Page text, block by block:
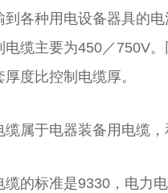
到各种用电设备器具的
电缆主要为450／750V
度比控制电缆厚。
缆属于电器装备用电缆
缆的标准是9330，电力